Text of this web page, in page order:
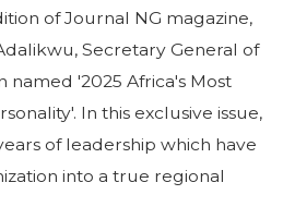
In this exclusive issue,
1 min de lecture
of Journal NG magazine,
Secretary General of
named '2025 Africa's Most
In this exclusive issue,
of leadership which have
into a true regional